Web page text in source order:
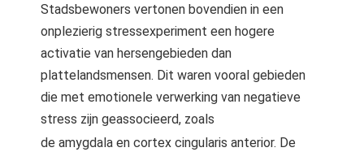
Stadsbewoners vertonen bovendien in een
onplezierig stressexperiment een hogere
activatie van hersengebieden dan
plattelandsmensen. Dit waren vooral gebieden
die met emotionele verwerking van negatieve
stress zijn geassocieerd, zoals
de amygdala en cortex cingularis anterior. De